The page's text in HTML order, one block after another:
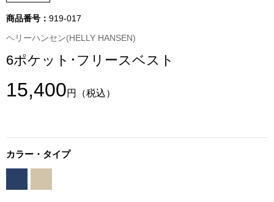
ボトムス
商品番号： 919-017
ヘリーハンセン(HELLY HANSEN)
6ポケット･フリースベスト
15,400円 （税込）
カラー・タイプ